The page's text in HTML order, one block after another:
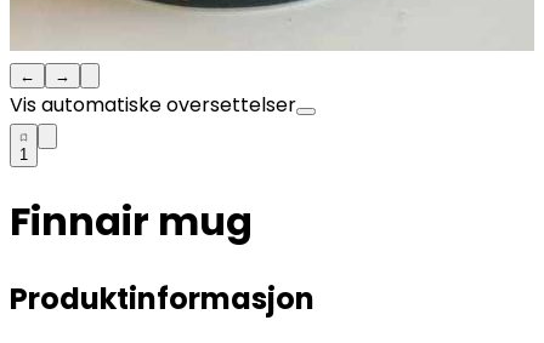
← →
Vis automatiske oversettelser
1
Finnair mug
Produktinformasjon